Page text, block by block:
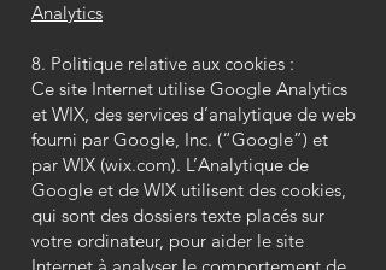
Analytics
8. Politique relative aux cookies :
Ce site Internet utilise Google Analytics
et WIX, des services d’analytique de web
fourni par Google, Inc. (“Google”) et
par WIX (wix.com). L’Analytique de
Google et de WIX utilisent des cookies,
qui sont des dossiers texte placés sur
votre ordinateur, pour aider le site